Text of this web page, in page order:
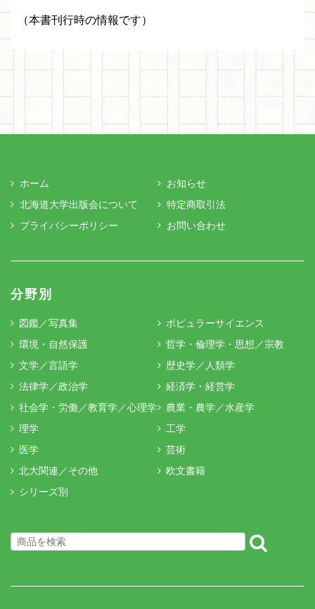
（本書刊行時の情報です）
ホーム
お知らせ
北海道大学出版会について
特定商取引法
プライバシーポリシー
お問い合わせ
分野別
図鑑／写真集
ポピュラーサイエンス
環境・自然保護
哲学・倫理学・思想／宗教
文学／言語学
歴史学／人類学
法律学／政治学
経済学・経営学
社会学・労働／教育学／心理学
農業・農学／水産学
理学
工学
医学
芸術
北大関連／その他
欧文書籍
シリーズ別